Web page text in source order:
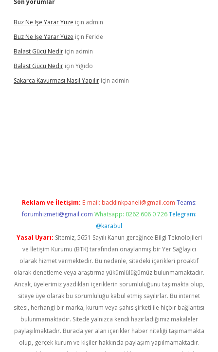
Son yorumlar
Buz Ne Işe Yarar Yüze için admin
Buz Ne Işe Yarar Yüze için Feride
Balast Gücü Nedir için admin
Balast Gücü Nedir için Yiğido
Sakarca Kavurması Nasıl Yapılır için admin
Reklam ve İletişim: E-mail: backlinkpaneli@gmail.com Teams:
forumhizmeti@gmail.com Whatsapp: 0262 606 0 726 Telegram:
@karabul
Yasal Uyarı: Sitemiz, 5651 Sayılı Kanun gereğince Bilgi Teknolojileri
ve İletişim Kurumu (BTK) tarafından onaylanmış bir Yer Sağlayıcı
olarak hizmet vermektedir. Bu nedenle, sitedeki içerikleri proaktif
olarak denetleme veya araştırma yükümlülüğümüz bulunmamaktadır.
Ancak, üyelerimiz yazdıkları içeriklerin sorumluluğunu taşımakta olup,
siteye üye olarak bu sorumluluğu kabul etmiş sayılırlar. Bu internet
sitesi, herhangi bir marka, kurum veya şahıs şirketi ile hiçbir bağlantısı
bulunmamaktadır. Sitede yalnızca kendi hazırladığımız makaleler
paylaşılmaktadır. Burada yer alan içerikler haber niteliği taşımamakta
olup, gerçek kurum ve kişiler hakkında paylaşım yapılmamaktadır.